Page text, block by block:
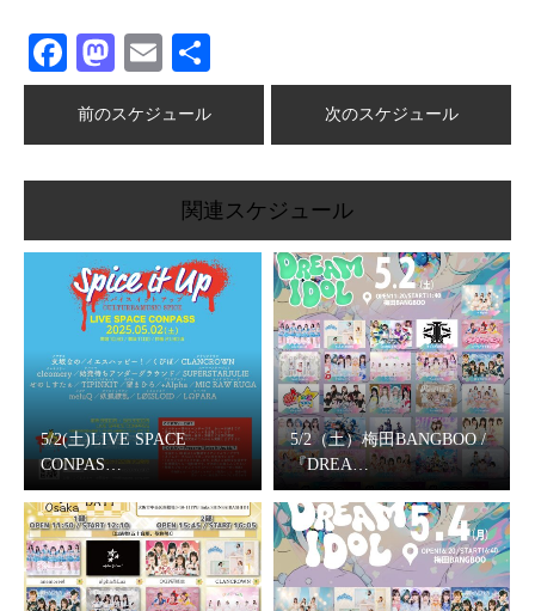
Facebook
Mastodon
Email
有
前のスケジュール 次のスケジュール
関連スケジュール
5/2(土)LIVE SPACE
CONPAS…
5/2（土）梅田BANGBOO /
『DREA…